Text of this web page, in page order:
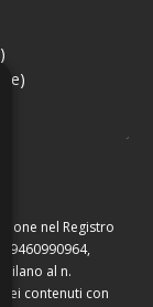
nel Registro
al n.
contenuti con